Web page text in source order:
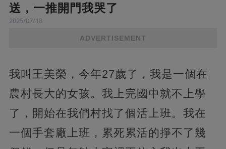
送，一推開門我哭了
2025/07/18
ADVERTISEMENT
我叫王美榮，今年27歲了，我是一個在
農村長大的女孩。我上完國中就不上學
了，開始在我們村找了個活上班。我在
一個手套廠上班，累死累活的掙不了幾